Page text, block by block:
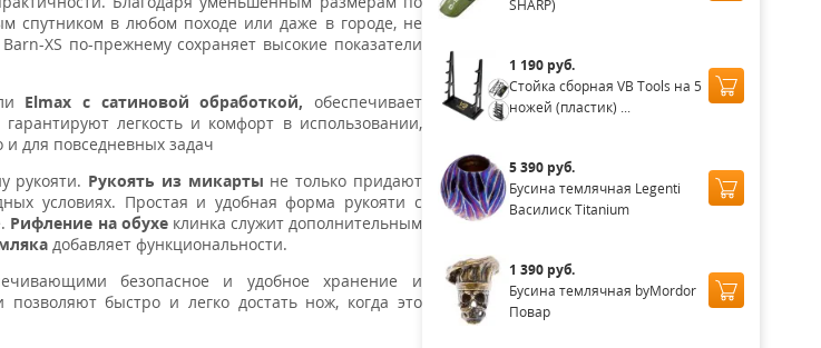
спутником в любом походе или даже в городе, не
XS по-прежнему сохраняет высокие показатели
Elmax с сатиновой обработкой, обеспечивает
легкость и комфорт в использовании,
и для повседневных задач
рукояти. Рукоять из микарты не только придают
условиях. Простая и удобная форма рукояти с
Рифление на обухе клинка служит дополнительным
добавляет функциональности.
безопасное и удобное хранение и
быстро и легко достать нож, когда это
SHARP)
1 190 руб.
Стойка сборная VB Tools на 5
ножей (пластик) ...
5 390 руб.
Бусина темлячная Legenti
Василиск Titanium
1 390 руб.
Бусина темлячная byMordor
Повар